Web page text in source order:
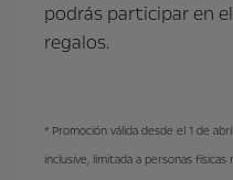
podrás participar en
regalos.
* Promoción válida desde el 1 de
inclusive, limitada a personas